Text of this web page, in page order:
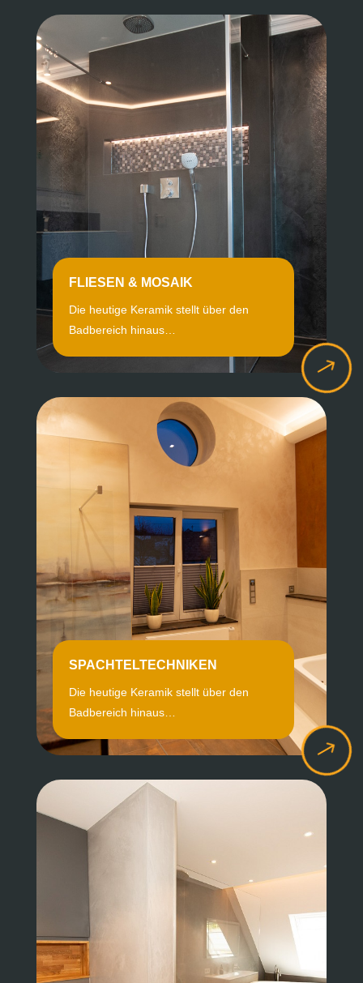
$
FLIESEN & MOSAIK
Die heutige Keramik stellt über den
Badbereich hinaus…
$
SPACHTELTECHNIKEN
Die heutige Keramik stellt über den
Badbereich hinaus…